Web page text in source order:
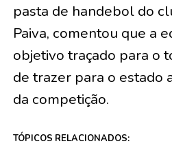
pasta de handebol do
Paiva, comentou que a
objetivo traçado para o
de trazer para o estado
da competição.
TÓPICOS RELACIONADOS: